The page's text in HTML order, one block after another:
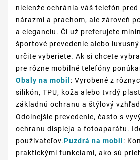
nielenže ochránia váš telefón
nárazmi a prachom, ale zároveň
a eleganciu. Či už preferujete
športové prevedenie alebo
určite vyberiete. Ak si chcete
pre rôzne mobilné telefóny
Obaly na mobil : Vyrobené z
silikón, TPU, koža alebo tvrdý
základnú ochranu a štýlový
Odolnejšie prevedenie, často s
ochranu displeja a fotoaparátu.
používateľov.Puzdrá na mobil :
praktickými funkciami, ako sú